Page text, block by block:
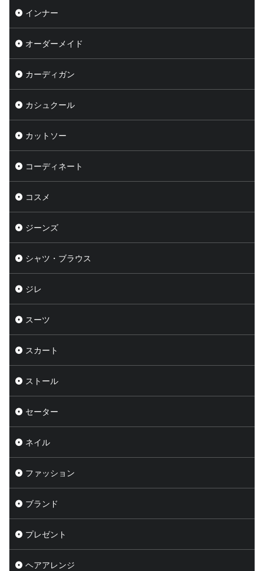
インナー
オーダーメイド
カーディガン
カシュクール
カットソー
コーディネート
コスメ
ジーンズ
シャツ・ブラウス
ジレ
スーツ
スカート
ストール
セーター
ネイル
ファッション
ブランド
プレゼント
ヘアアレンジ